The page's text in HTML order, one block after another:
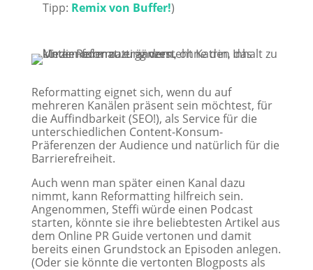
Tipp: Remix von Buffer!)
Reformatting eignet sich, wenn du auf
mehreren Kanälen präsent sein möchtest, für
die Auffindbarkeit (SEO!), als Service für die
unterschiedlichen Content-Konsum-
Präferenzen der Audience und natürlich für die
Barrierefreiheit.
Auch wenn man später einen Kanal dazu
nimmt, kann Reformatting hilfreich sein.
Angenommen, Steffi würde einen Podcast
starten, könnte sie ihre beliebtesten Artikel aus
dem Online PR Guide vertonen und damit
bereits einen Grundstock an Episoden anlegen.
(Oder sie könnte die vertonten Blogposts als